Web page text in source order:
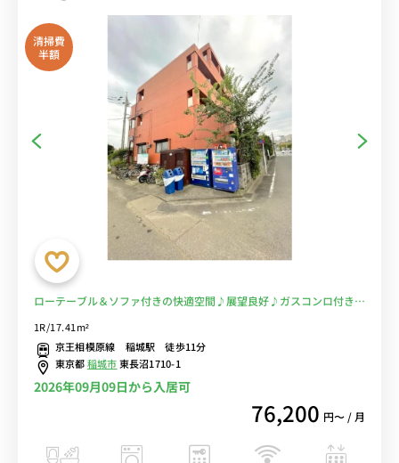
清掃費
半額
ローテーブル＆ソファ付きの快適空間♪展望良好♪ガスコンロ付き♪
1R/17.41m²
京王相模原線 稲城駅 徒歩11分
東京都稲城市東長沼1710-1
2026年09月09日から入居可
76,200 円〜 / 月